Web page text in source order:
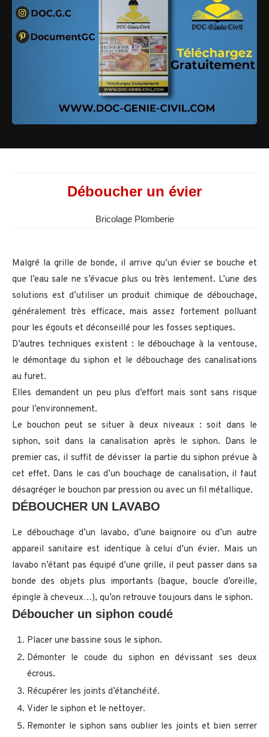
Déboucher un évier
Bricolage Plomberie
Malgré la grille de bonde, il arrive qu’un évier se bouche et
que l’eau sale ne s’évacue plus ou très lentement. L’une des
solutions est d’utiliser un produit chimique de débouchage,
généralement très efficace, mais assez fortement polluant
pour les égouts et déconseillé pour les fosses septiques.
D’autres techniques existent : le débouchage à la ventouse,
le démontage du siphon et le débouchage des canalisations
au furet.
Elles demandent un peu plus d’effort mais sont sans risque
pour l’environnement.
Le bouchon peut se situer à deux niveaux : soit dans le
siphon, soit dans la canalisation après le siphon. Dans le
premier cas, il suffit de dévisser la partie du siphon prévue à
cet effet. Dans le cas d’un bouchage de canalisation, il faut
désagréger le bouchon par pression ou avec un fil métallique.
DÉBOUCHER UN LAVABO
Le débouchage d’un lavabo, d’une baignoire ou d’un autre
appareil sanitaire est identique à celui d’un évier. Mais un
lavabo n’étant pas équipé d’une grille, il peut passer dans sa
bonde des objets plus importants (bague, boucle d’oreille,
épingle à cheveux…), qu’on retrouve toujours dans le siphon.
Déboucher un siphon coudé
Placer une bassine sous le siphon.
Démonter le coude du siphon en dévissant ses deux
écrous.
Récupérer les joints d’étanchéité.
Vider le siphon et le nettoyer.
Remonter le siphon sans oublier les joints et bien serrer